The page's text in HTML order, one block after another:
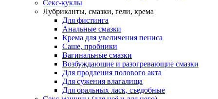
Секс-куклы
Лубриканты, смазки, гели, крема
Для фистинга
Анальные смазки
Крема для увеличения пениса
Саше, пробники
Вагинальные смазки
Возбуждающие и разогревающие смазки
Для продления полового акта
Для сужения влагалища
Для оральных ласк, съедобные